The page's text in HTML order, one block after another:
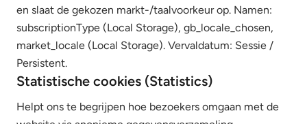
en slaat de gekozen markt-/taalvoorkeur op. Namen:
subscriptionType (Local Storage), gb_locale_chosen,
market_locale (Local Storage). Vervaldatum: Sessie /
Persistent.
Statistische cookies (Statistics)
Helpt ons te begrijpen hoe bezoekers omgaan met de